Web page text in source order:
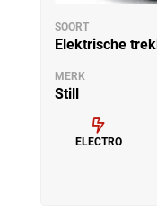
SOORT
Elektrische
MERK
Still
ELECTRO